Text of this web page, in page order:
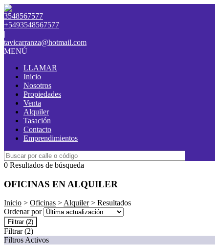
3548567577
+5493548567577
|
tavicarranza@hotmail.com
MENÚ
LLAMAR
Inicio
Nosotros
Propiedades
Venta
Alquiler
Tasación
Contacto
Emprendimientos
0 Resultados de búsqueda
OFICINAS EN ALQUILER
Inicio > Oficinas >Alquiler> Resultados
Ordenar por
Filtrar (2)
Filtrar (2)
Filtros Activos